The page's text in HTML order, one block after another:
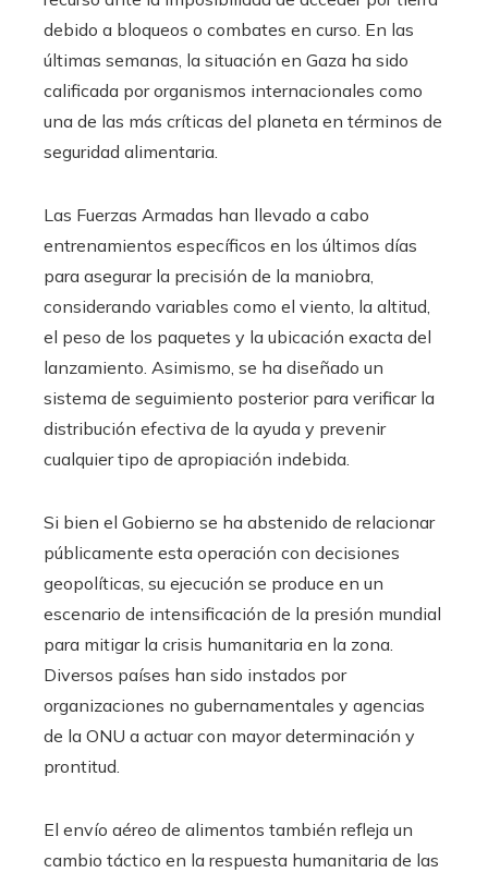
debido a bloqueos o combates en curso. En las
últimas semanas, la situación en Gaza ha sido
calificada por organismos internacionales como
una de las más críticas del planeta en términos de
seguridad alimentaria.
Las Fuerzas Armadas han llevado a cabo
entrenamientos específicos en los últimos días
para asegurar la precisión de la maniobra,
considerando variables como el viento, la altitud,
el peso de los paquetes y la ubicación exacta del
lanzamiento. Asimismo, se ha diseñado un
sistema de seguimiento posterior para verificar la
distribución efectiva de la ayuda y prevenir
cualquier tipo de apropiación indebida.
Si bien el Gobierno se ha abstenido de relacionar
públicamente esta operación con decisiones
geopolíticas, su ejecución se produce en un
escenario de intensificación de la presión mundial
para mitigar la crisis humanitaria en la zona.
Diversos países han sido instados por
organizaciones no gubernamentales y agencias
de la ONU a actuar con mayor determinación y
prontitud.
El envío aéreo de alimentos también refleja un
cambio táctico en la respuesta humanitaria de las